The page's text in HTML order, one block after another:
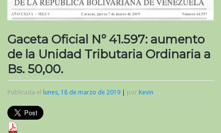
Gaceta Oficial N° 41.597: aumento
de la Unidad Tributaria Ordinaria a
Bs. 50,00.
Publicada el lunes, 18 de marzo de 2019 por Kevin